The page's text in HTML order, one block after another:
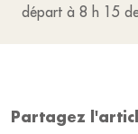
départ à 8 h 15
Partagez